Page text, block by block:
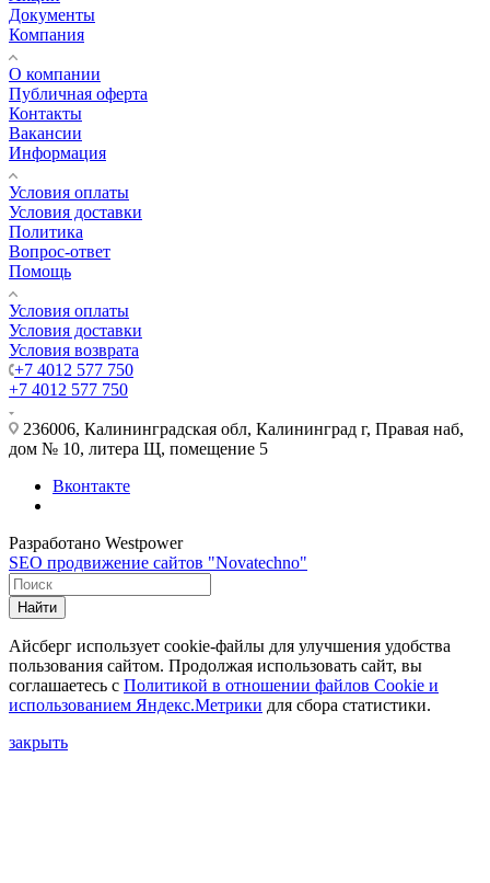
Документы
Компания
О компании
Публичная оферта
Контакты
Вакансии
Информация
Условия оплаты
Условия доставки
Политика
Вопрос-ответ
Помощь
Условия оплаты
Условия доставки
Условия возврата
+7 4012 577 750
+7 4012 577 750
236006, Калининградская обл, Калининград г, Правая наб,
дом № 10, литера Щ, помещение 5
Вконтакте
Разработано Westpower
SEO продвижение сайтов "Novatechno"
Найти
Айсберг использует cookie-файлы для улучшения удобства
пользования сайтом. Продолжая использовать сайт, вы
соглашаетесь с Политикой в отношении файлов Сookie и
использованием Яндекс.Метрики для сбора статистики.
закрыть